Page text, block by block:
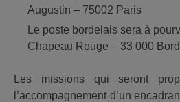
Augustin – 75002 Paris
Le poste bordelais sera à
Chapeau Rouge – 33 000
Les missions qui seront
l’accompagnement d’un